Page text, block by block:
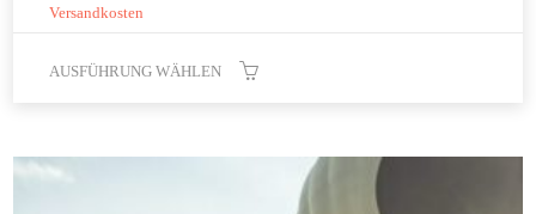
Versandkosten
AUSFÜHRUNG WÄHLEN
weist